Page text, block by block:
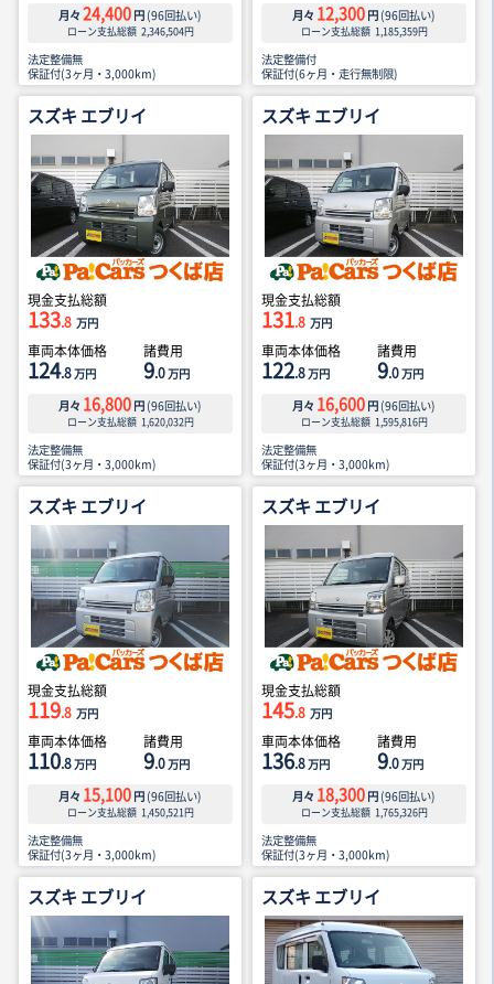
月々 24,400 円 (96回払い)
ローン支払総額 2,346,504円
法定整備無
保証付(3ヶ月・3,000km)
月々 12,300 円 (96回払い)
ローン支払総額 1,185,359円
法定整備付
保証付(6ヶ月・走行無制限)
スズキ エブリイ
現金支払総額
133.8 万円
車両本体価格
124.8万円
諸費用
9.0万円
月々 16,800 円 (96回払い)
ローン支払総額 1,620,032円
法定整備無
保証付(3ヶ月・3,000km)
スズキ エブリイ
現金支払総額
131.8 万円
車両本体価格
122.8万円
諸費用
9.0万円
月々 16,600 円 (96回払い)
ローン支払総額 1,595,816円
法定整備無
保証付(3ヶ月・3,000km)
スズキ エブリイ
現金支払総額
119.8 万円
車両本体価格
110.8万円
諸費用
9.0万円
月々 15,100 円 (96回払い)
ローン支払総額 1,450,521円
法定整備無
保証付(3ヶ月・3,000km)
スズキ エブリイ
現金支払総額
145.8 万円
車両本体価格
136.8万円
諸費用
9.0万円
月々 18,300 円 (96回払い)
ローン支払総額 1,765,326円
法定整備無
保証付(3ヶ月・3,000km)
スズキ エブリイ スズキ エブリイ